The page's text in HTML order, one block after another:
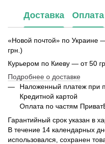
Доставка Оплата
«Новой почтой» по Украине
грн.)
Курьером по Киеву — от 50
Подробнее о доставке
Наложенный платеж при
Кредитной картой
Оплата по частям
Гарантийный срок указан в
В течение 14 календарных
использовался, сохранен